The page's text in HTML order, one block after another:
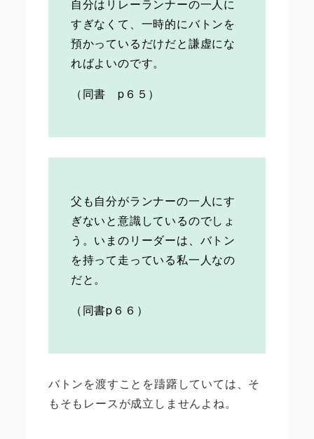
自分はリレーランナーの一人に
すぎなくて、一時的にバトンを
預かっているだけだと謙虚にな
ればよいのです。
（同書 p６５）
父も自分がランナーの一人にす
ぎないと意識しているのでしょ
う。いまのリーダーは、バトン
を持って走っている私一人なの
だと。
（同書p６６）
バトンを渡すことを躊躇していては、そ
もそもレースが成立しませんよね。